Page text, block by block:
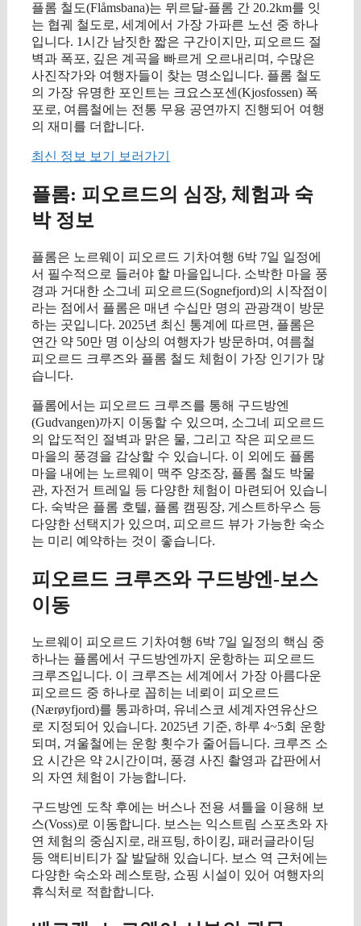
플롬 철도(Flåmsbana)는 뮈르달-플롬 간 20.2km를 잇
는 협궤 철도로, 세계에서 가장 가파른 노선 중 하나
입니다. 1시간 남짓한 짧은 구간이지만, 피오르드 절
벽과 폭포, 깊은 계곡을 빠르게 오르내리며, 수많은
사진작가와 여행자들이 찾는 명소입니다. 플롬 철도
의 가장 유명한 포인트는 크요스포센(Kjosfossen) 폭
포로, 여름철에는 전통 무용 공연까지 진행되어 여행
의 재미를 더합니다.
최신 정보 보기 보러가기
플롬: 피오르드의 심장, 체험과 숙
박 정보
플롬은 노르웨이 피오르드 기차여행 6박 7일 일정에
서 필수적으로 들러야 할 마을입니다. 소박한 마을 풍
경과 거대한 소그네 피오르드(Sognefjord)의 시작점이
라는 점에서 플롬은 매년 수십만 명의 관광객이 방문
하는 곳입니다. 2025년 최신 통계에 따르면, 플롬은
연간 약 50만 명 이상의 여행자가 방문하며, 여름철
피오르드 크루즈와 플롬 철도 체험이 가장 인기가 많
습니다.
플롬에서는 피오르드 크루즈를 통해 구드방엔
(Gudvangen)까지 이동할 수 있으며, 소그네 피오르드
의 압도적인 절벽과 맑은 물, 그리고 작은 피오르드
마을의 풍경을 감상할 수 있습니다. 이 외에도 플롬
마을 내에는 노르웨이 맥주 양조장, 플롬 철도 박물
관, 자전거 트레일 등 다양한 체험이 마련되어 있습니
다. 숙박은 플롬 호텔, 플롬 캠핑장, 게스트하우스 등
다양한 선택지가 있으며, 피오르드 뷰가 가능한 숙소
는 미리 예약하는 것이 좋습니다.
피오르드 크루즈와 구드방엔-보스
이동
노르웨이 피오르드 기차여행 6박 7일 일정의 핵심 중
하나는 플롬에서 구드방엔까지 운항하는 피오르드
크루즈입니다. 이 크루즈는 세계에서 가장 아름다운
피오르드 중 하나로 꼽히는 네뢰이 피오르드
(Nærøyfjord)를 통과하며, 유네스코 세계자연유산으
로 지정되어 있습니다. 2025년 기준, 하루 4~5회 운항
되며, 겨울철에는 운항 횟수가 줄어듭니다. 크루즈 소
요 시간은 약 2시간이며, 풍경 사진 촬영과 갑판에서
의 자연 체험이 가능합니다.
구드방엔 도착 후에는 버스나 전용 셔틀을 이용해 보
스(Voss)로 이동합니다. 보스는 익스트림 스포츠와 자
연 체험의 중심지로, 래프팅, 하이킹, 패러글라이딩
등 액티비티가 잘 발달해 있습니다. 보스 역 근처에는
다양한 숙소와 레스토랑, 쇼핑 시설이 있어 여행자의
휴식처로 적합합니다.